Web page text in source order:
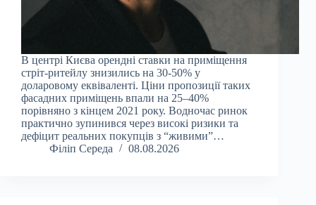
В центрі Києва орендні ставки на приміщення
стріт-ритейлу знизились на 30-50% у
доларовому еквіваленті. Ціни пропозиції таких
фасадних приміщень впали на 25–40%
порівняно з кінцем 2021 року. Водночас ринок
практично зупинився через високі ризики та
дефіцит реальних покупців з “живими”…
Філіп Середа
08.08.2026